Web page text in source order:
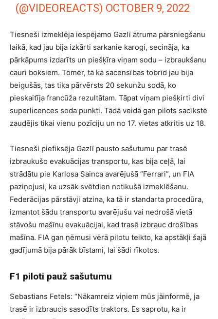
(@VIDEOREACTS) OCTOBER 9, 2022
Tiesneši izmeklēja iespējamo Gazlī ātruma pārsniegšanu
laikā, kad jau bija izkārti sarkanie karogi, secināja, ka
pārkāpums izdarīts un piešķīra viņam sodu – izbraukšanu
cauri boksiem. Tomēr, tā kā sacensības tobrīd jau bija
beigušās, tas tika pārvērsts 20 sekunžu sodā, ko
pieskaitīja francūža rezultātam. Tāpat viņam piešķirti divi
superlicences soda punkti. Tādā veidā gan pilots sacīkstē
zaudējis tikai vienu pozīciju un no 17. vietas atkritis uz 18.
Tiesneši piefiksēja Gazlī pausto sašutumu par trasē
izbraukušo evakuācijas transportu, kas bija ceļā, lai
strādātu pie Karlosa Sainca avarējušā “Ferrari”, un FIA
paziņojusi, ka uzsāk svētdien notikušā izmeklēšanu.
Federācijas pārstāvji atzina, ka tā ir standarta procedūra,
izmantot šādu transportu avarējušu vai nedrošā vietā
stāvošu mašīnu evakuācijai, kad trasē izbrauc drošības
mašīna. FIA gan ņēmusi vērā pilotu teikto, ka apstākļi šajā
gadījumā bija pārāk bīstami, lai šādi rīkotos.
F1 piloti pauž sašutumu
Sebastians Fetels: “Nākamreiz viņiem mūs jāinformē, ja
trasē ir izbraucis sasodīts traktors. Es saprotu, ka ir